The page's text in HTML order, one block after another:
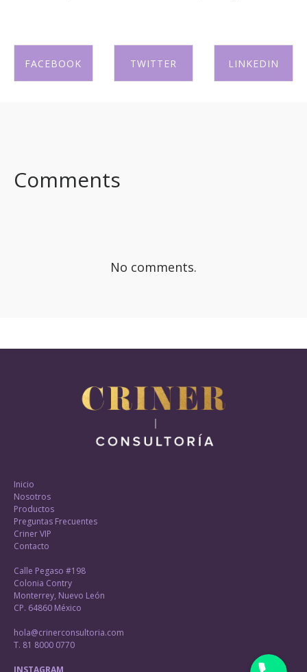
FACEBOOK TWITTER LINKEDIN
Comments
No comments.
Inicio
Nosotros
Productos
Preguntas Frecuentes
Criner VIP
Contacto
Calle Pegaso #198
Colonia Contry
Monterrey, Nuevo León
CP. 64860 México
hola@crinerconsultoria.com
T. 81 8000 0770
INSTAGRAM